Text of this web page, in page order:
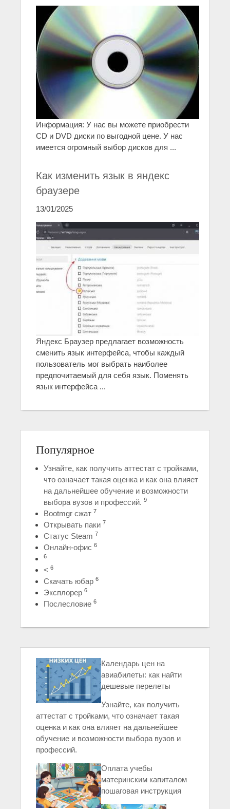
Информация: У нас вы можете приобрести
CD и DVD диски по выгодной цене. У нас
имеется огромный выбор дисков для ...
Как изменить язык в яндекс
браузере
13/01/2025
Яндекс Браузер предлагает возможность
сменить язык интерфейса, чтобы каждый
пользователь мог выбрать наиболее
предпочитаемый для себя язык. Поменять
язык интерфейса ...
Популярное
Узнайте, как получить аттестат с тройками,
что означает такая оценка и как она влияет
на дальнейшее обучение и возможности
выбора вузов и профессий. 9
Bootmgr сжат 7
Открывать паки 7
Статус Steam 7
Онлайн-офис 6
6
< 6
Скачать юбар 6
Эксплорер 6
Послесловие 6
Календарь цен на
авиабилеты: как найти
дешевые перелеты
Узнайте, как получить
аттестат с тройками, что означает такая
оценка и как она влияет на дальнейшее
обучение и возможности выбора вузов и
профессий.
Оплата учебы
материнским капиталом
пошаговая инструкция